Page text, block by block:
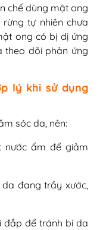
chế dùng mật ong
tự nhiên chưa
ong có bị dị ứng
theo dõi phản ứng
lý khi sử dụng
sóc da, nên:
nước ấm để giảm
đang trầy xước,
đắp để tránh bí da